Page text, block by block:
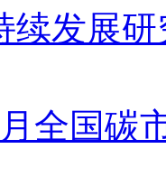
续发展
全国碳